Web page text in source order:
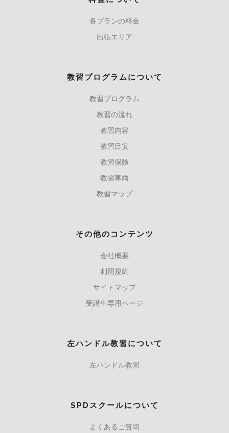
各プランの料金
出張エリア
教習プログラムについて
教習プログラム
教習の流れ
教習内容
教習目安
教習保険
教習車両
教習マップ
その他のコンテンツ
会社概要
利用規約
サイトマップ
受講生専用ページ
左ハンドル教習について
左ハンドル教習
SPDスクールについて
よくあるご質問